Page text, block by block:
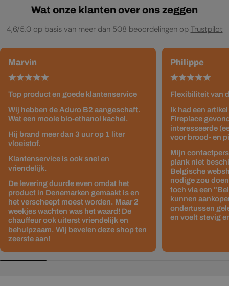
Wat onze klanten over ons zeggen
4,6/5,0 op basis van meer dan 508 beoordelingen op Trustpilot
Marvin
Top product en goede klantenservice
Wij hebben de Aduro B2 aangeschaft.
Wat een mooie bio-ethanol kachel.
Hij brand meer dan 3 uur op 1 liter
vloeistof.
Klantenservice is ook snel en
vriendelijk.
De levering duurde even omdat het
product in Denemarken gemaakt is en
het verscheept moest worden. Maar 2
weekjes wachten was het waard! De
chauffeur ook uiterst vriendelijk en
behulpzaam. Wij bevelen deze shop ten
zeerste aan!
Philippe
Flexibiliteit van
Ik had een
Fireplace
interesseerde
voor brood- en
Mijn
plank niet
Belgische
nodige zou
toch via een
kunnen
ondertussen
en voelt stevig